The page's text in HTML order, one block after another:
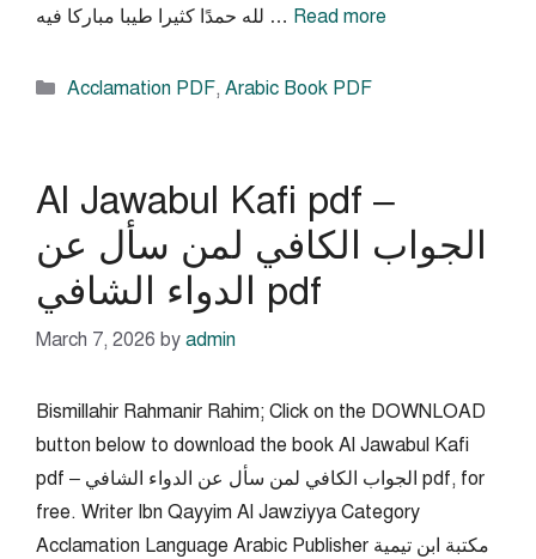
لله حمدًا كثيرا طيبا مباركا فيه … Read more
Categories
Acclamation PDF, Arabic Book PDF
Al Jawabul Kafi pdf –
الجواب الكافي لمن سأل عن
الدواء الشافي pdf
March 7, 2026 by admin
Bismillahir Rahmanir Rahim; Click on the DOWNLOAD
button below to download the book Al Jawabul Kafi
pdf – الجواب الكافي لمن سأل عن الدواء الشافي pdf, for
free. Writer Ibn Qayyim Al Jawziyya Category
Acclamation Language Arabic Publisher مكتبة ابن تيمية